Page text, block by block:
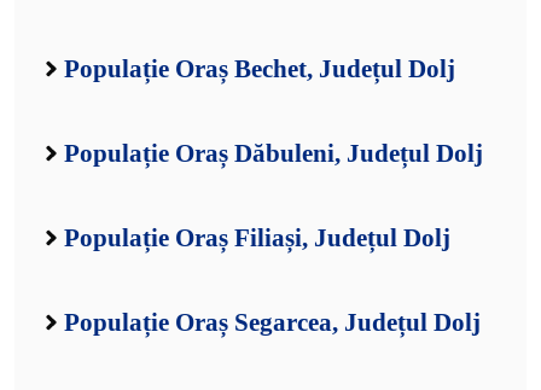
Populație Oraș Bechet, Județul Dolj
Populație Oraș Dăbuleni, Județul Dolj
Populație Oraș Filiași, Județul Dolj
Populație Oraș Segarcea, Județul Dolj